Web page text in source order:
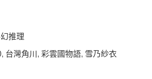
推理
, 台灣角川 , 彩雲國物語, 雪乃紗衣